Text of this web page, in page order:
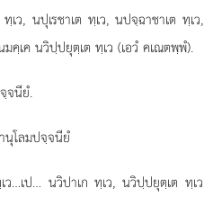
เว, นปุเรชาเต ทฺเว, นปจฺฉาชาเต ทฺเว,
คฺเค นวิปฺปยุตฺเต ทฺเว (เอวํ คเณตพฺพํ).
จนียํ.
โลมปจฺจนียํ
…เป… นวิปาเก ทฺเว, นวิปฺปยุตฺเต ทฺเว